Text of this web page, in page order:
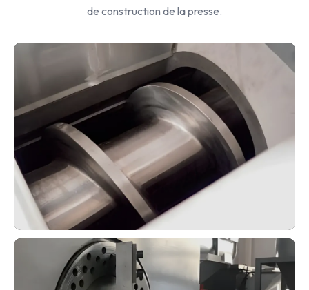
de construction de la presse.